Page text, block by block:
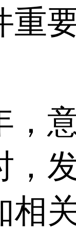
重
意
，
相